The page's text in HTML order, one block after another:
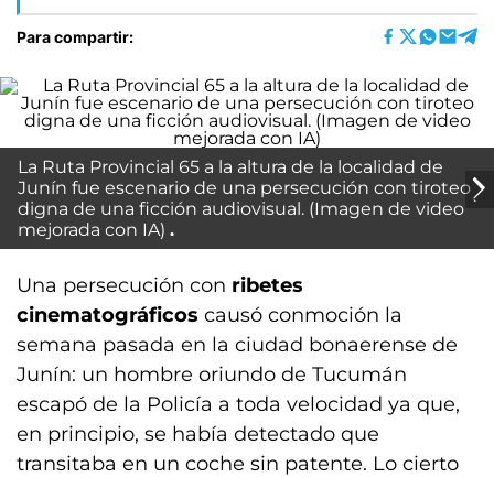
Para compartir:
La Ruta Provincial 65 a la altura de la localidad de
Junín fue escenario de una persecución con tiroteo
digna de una ficción audiovisual. (Imagen de video
mejorada con IA)
Una persecución con ribetes
cinematográficos causó conmoción la
semana pasada en la ciudad bonaerense de
Junín: un hombre oriundo de Tucumán
escapó de la Policía a toda velocidad ya que,
en principio, se había detectado que
transitaba en un coche sin patente. Lo cierto